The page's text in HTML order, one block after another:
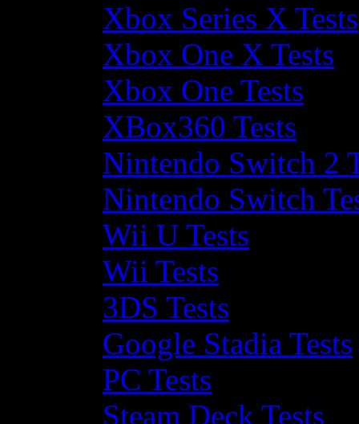
Xbox Series X Tests
Xbox One X Tests
Xbox One Tests
XBox360 Tests
Nintendo Switch 2
Nintendo Switch
Wii U Tests
Wii Tests
3DS Tests
Google Stadia Tests
PC Tests
Steam Deck Tests